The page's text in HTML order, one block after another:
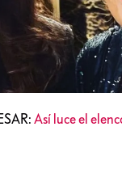
Así luce el